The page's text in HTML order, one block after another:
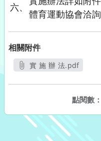
六、
體育運動協會洽詢
相關附件
實 施 辦 法.pdf
點閱數：